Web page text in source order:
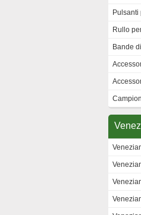
Pulsanti
Rullo
Bande